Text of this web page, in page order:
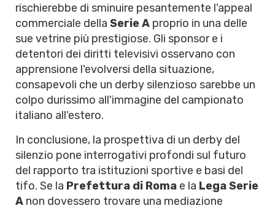
rischierebbe di sminuire pesantemente l'appeal
commerciale della Serie A proprio in una delle
sue vetrine più prestigiose. Gli sponsor e i
detentori dei diritti televisivi osservano con
apprensione l'evolversi della situazione,
consapevoli che un derby silenzioso sarebbe un
colpo durissimo all'immagine del campionato
italiano all'estero.
In conclusione, la prospettiva di un derby del
silenzio pone interrogativi profondi sul futuro
del rapporto tra istituzioni sportive e basi del
tifo. Se la Prefettura di Roma e la Lega Serie
A non dovessero trovare una mediazione